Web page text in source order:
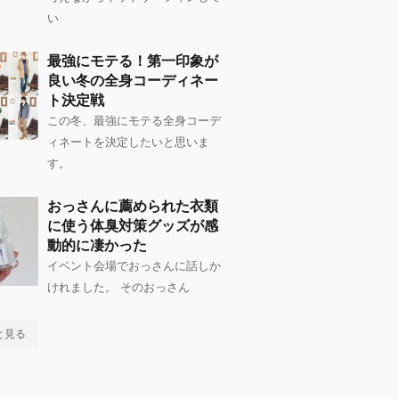
い
最強にモテる！第一印象が
良い冬の全身コーディネー
ト決定戦
この冬、最強にモテる全身コーデ
ィネートを決定したいと思いま
す。
おっさんに薦められた衣類
に使う体臭対策グッズが感
動的に凄かった
イベント会場でおっさんに話しか
けれました。 そのおっさん
見る